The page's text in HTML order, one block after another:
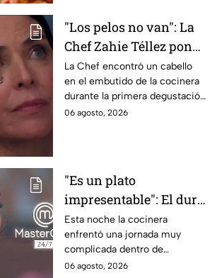
"Los pelos no van": La
Chef Zahie Téllez pone
en evidencia a Carmen
en la gala de mandiles
negros de MasterChef
24/7
La Chef encontró un cabello
en el embutido de la cocinera
durante la primera degustación
de la noche
06 agosto, 2026
"Es un plato
impresentable": El duro
regaño que hizo llorar a
Michelle dentro de
MasterChef 24/7
Esta noche la cocinera
enfrentó una jornada muy
complicada dentro de
MasterChef 24/7.
06 agosto, 2026